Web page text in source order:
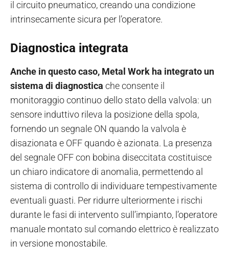
il circuito pneumatico, creando una condizione
intrinsecamente sicura per l’operatore.
Diagnostica integrata
Anche in questo caso, Metal Work ha integrato un
sistema di diagnostica che consente il
monitoraggio continuo dello stato della valvola: un
sensore induttivo rileva la posizione della spola,
fornendo un segnale ON quando la valvola è
disazionata e OFF quando è azionata. La presenza
del segnale OFF con bobina diseccitata costituisce
un chiaro indicatore di anomalia, permettendo al
sistema di controllo di individuare tempestivamente
eventuali guasti. Per ridurre ulteriormente i rischi
durante le fasi di intervento sull’impianto, l’operatore
manuale montato sul comando elettrico è realizzato
in versione monostabile.